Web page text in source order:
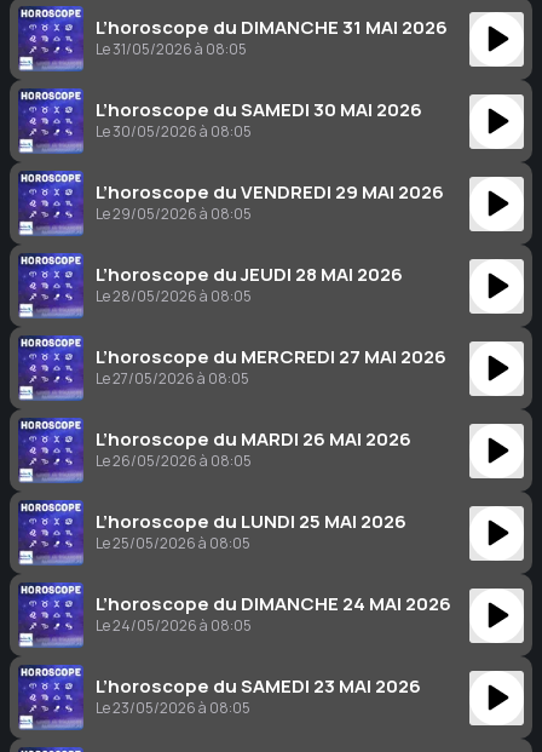
L’horoscope du DIMANCHE 31 MAI 2026
Le 31/05/2026 à 08:05
L’horoscope du SAMEDI 30 MAI 2026
Le 30/05/2026 à 08:05
L’horoscope du VENDREDI 29 MAI 2026
Le 29/05/2026 à 08:05
L’horoscope du JEUDI 28 MAI 2026
Le 28/05/2026 à 08:05
L’horoscope du MERCREDI 27 MAI 2026
Le 27/05/2026 à 08:05
L’horoscope du MARDI 26 MAI 2026
Le 26/05/2026 à 08:05
L’horoscope du LUNDI 25 MAI 2026
Le 25/05/2026 à 08:05
L’horoscope du DIMANCHE 24 MAI 2026
Le 24/05/2026 à 08:05
L’horoscope du SAMEDI 23 MAI 2026
Le 23/05/2026 à 08:05